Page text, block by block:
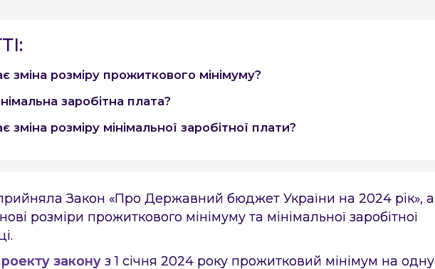
зміна розміру прожиткового мінімуму?
заробітна плата?
зміна розміру мінімальної заробітної плати?
Закон «Про Державний бюджет України на 2024 рік», а
розміри прожиткового мінімуму та мінімальної заробітної
законуз 1 січня 2024 року прожитковий мінімум на одну